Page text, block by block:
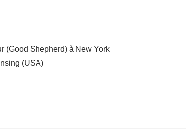
(Good Shepherd) à New York
(USA)